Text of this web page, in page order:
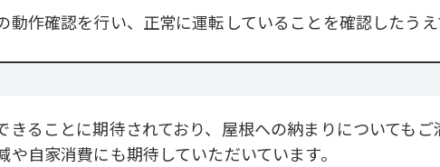
動作確認を行い、正常に運転していることを確認したう
ることに期待されており、屋根への納まりについてもご
自家消費にも期待していただいています。